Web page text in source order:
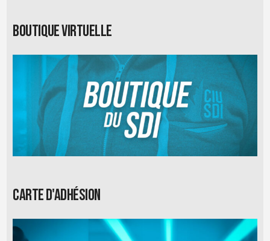
Boutique virtuelle
Carte d'adhésion